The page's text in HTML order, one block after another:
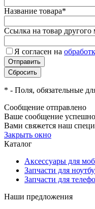
Название товара*
Ссылка на товар другого
Я согласен на
* - Поля, обязательные
Сообщение отправлено
Ваше сообщение
Вами свяжется наш
Закрыть окно
Каталог
Аксессуары для
Запчасти для
Запчасти для
Наши предложения